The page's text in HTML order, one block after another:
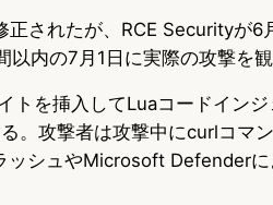
されたが、RCE Securityが6
内の7月1日に実際の攻撃を観
トを挿入してLuaコードイン
。攻撃者は攻撃中にcurlコマ
シュやMicrosoft Defenderに